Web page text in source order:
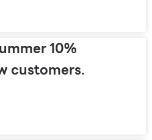
10%
customers.